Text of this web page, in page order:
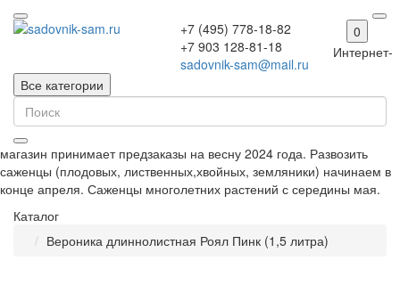
+7 (495) 778-18-82
+7 903 128-81-18
sadovnik-sam@mail.ru
0
Все категории
Интернет-
магазин принимает предзаказы на весну 2024 года. Развозить
саженцы (плодовых, лиственных,хвойных, земляники) начинаем в
конце апреля. Саженцы многолетних растений с середины мая.
Каталог
Вероника длиннолистная Роял Пинк (1,5 литра)